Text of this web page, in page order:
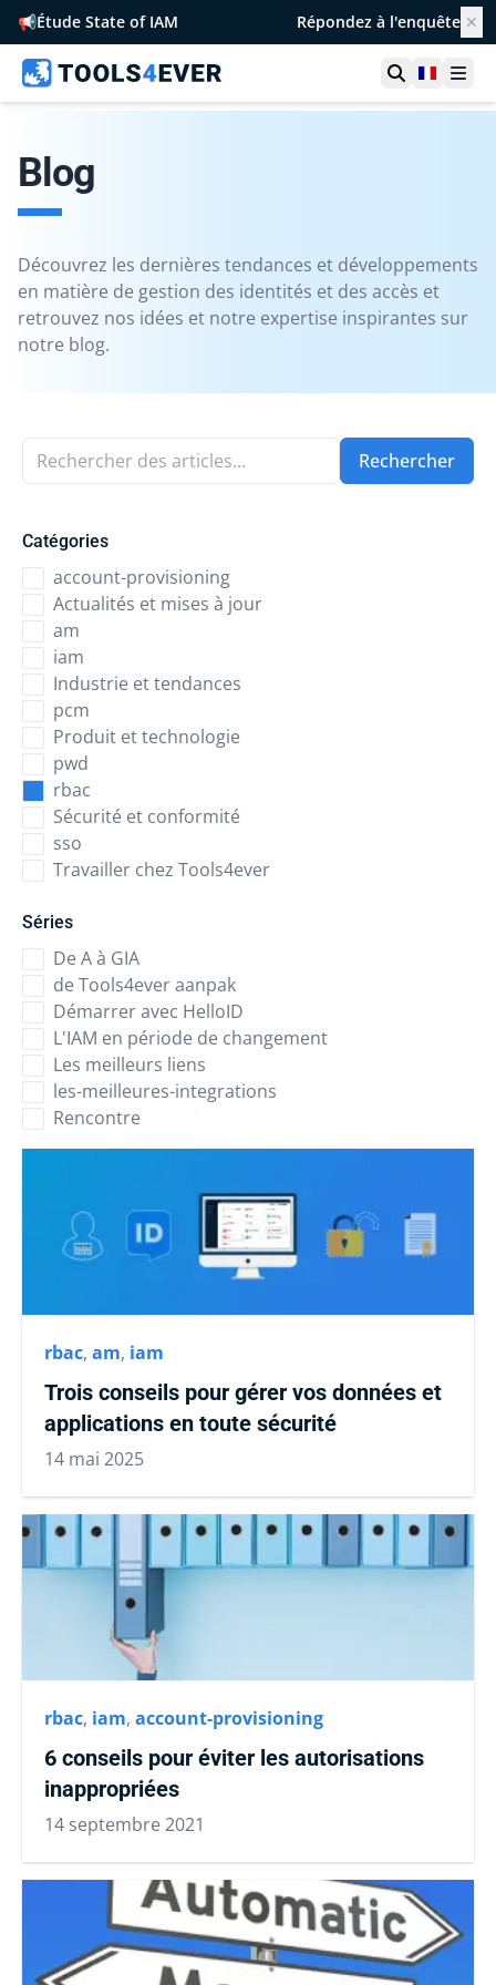
📢Étude State of IAM Répondez à l'enquête ✕
Ouvrir la
France
Blog
Découvrez les dernières tendances et développements
en matière de gestion des identités et des accès et
retrouvez nos idées et notre expertise inspirantes sur
notre blog.
Rechercher des articles... Rechercher
Catégories
account-provisioning
Actualités et mises à jour
am
iam
Industrie et tendances
pcm
Produit et technologie
pwd
rbac
Sécurité et conformité
sso
Travailler chez Tools4ever
Séries
De A à GIA
de Tools4ever aanpak
Démarrer avec HelloID
L'IAM en période de changement
Les meilleurs liens
les-meilleures-integrations
Rencontre
rbac, am, iam
Trois conseils pour gérer vos données et
applications en toute sécurité
14 mai 2025
rbac, iam, account-provisioning
6 conseils pour éviter les autorisations
inappropriées
14 septembre 2021